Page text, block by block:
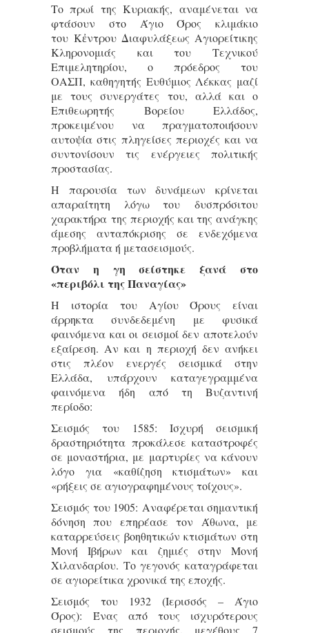
Το πρωί της Κυριακής, αναμένεται να
φτάσουν στο Άγιο Όρος κλιμάκιο
του Κἐντρου Διαφυλάξεως Αγιορείτικης
Κληρονομιάς και του Τεχνικού
Επιμελητηρίου, ο πρόεδρος του
ΟΑΣΠ, καθηγητής Ευθύμιος Λέκκας μαζί
με τους συνεργάτες του, αλλά και ο
Επιθεωρητής Βορείου Ελλάδος,
προκειμένου να πραγματοποιήσουν
αυτοψία στις πληγείσες περιοχές και να
συντονίσουν τις ενέργειες πολιτικής
προστασίας.
Η παρουσία των δυνάμεων κρίνεται
απαραίτητη λόγω του δυσπρόσιτου
χαρακτήρα της περιοχής και της ανάγκης
άμεσης ανταπόκρισης σε ενδεχόμενα
προβλήματα ή μετασεισμούς.
Όταν η γη σείστηκε ξανά στο
«περιβόλι της Παναγίας»
Η ιστορία του Αγίου Όρους είναι
άρρηκτα συνδεδεμένη με φυσικά
φαινόμενα και οι σεισμοί δεν αποτελούν
εξαίρεση. Αν και η περιοχή δεν ανήκει
στις πλέον ενεργές σεισμικά στην
Ελλάδα, υπάρχουν καταγεγραμμένα
φαινόμενα ήδη από τη Βυζαντινή
περίοδο:
Σεισμός του 1585: Ισχυρή σεισμική
δραστηριότητα προκάλεσε καταστροφές
σε μοναστήρια, με μαρτυρίες να κάνουν
λόγο για «καθίζηση κτισμάτων» και
«ρήξεις σε αγιογραφημένους τοίχους».
Σεισμός του 1905: Αναφέρεται σημαντική
δόνηση που επηρέασε τον Άθωνα, με
καταρρεύσεις βοηθητικών κτισμάτων στη
Μονή Ιβήρων και ζημιές στην Μονή
Χιλανδαρίου. Το γεγονός καταγράφεται
σε αγιορείτικα χρονικά της εποχής.
Σεισμός του 1932 (Ιερισσός – Άγιο
Όρος): Ένας από τους ισχυρότερους
σεισμούς της περιοχής, μεγέθους 7